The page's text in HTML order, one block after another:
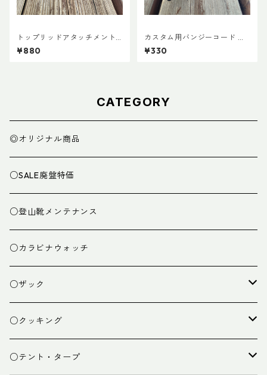
トップリッドアタッチメント
(ペア)
¥880
カスタム用バンジーコード 交
換ショックコード
¥330
CATEGORY
◎オリジナル商品
○SALE廃盤特価
○登山靴メンテナンス
○カラビナウォッチ
○ザック
ザック
スタッフバッグ
○クッキング
クッカー
○テント・タープ